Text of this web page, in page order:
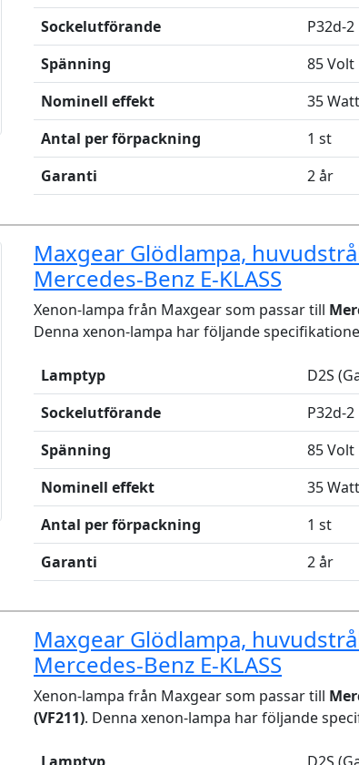
Sockelutförande
P32d-2
Spänning
85 Volt
Nominell effekt
35 Watt
Antal per förpackning
1 st
Garanti
2 år
Maxgear Glödlampa,
Mercedes-Benz E-KLASS
Xenon-lampa från Maxgear som passar till
Denna xenon-lampa har följande
Lamptyp
D2S
Sockelutförande
P32d-2
Spänning
85 Volt
Nominell effekt
35 Watt
Antal per förpackning
1 st
Garanti
2 år
Maxgear Glödlampa,
Mercedes-Benz E-KLASS
Xenon-lampa från Maxgear som passar till
(VF211). Denna xenon-lampa har följande